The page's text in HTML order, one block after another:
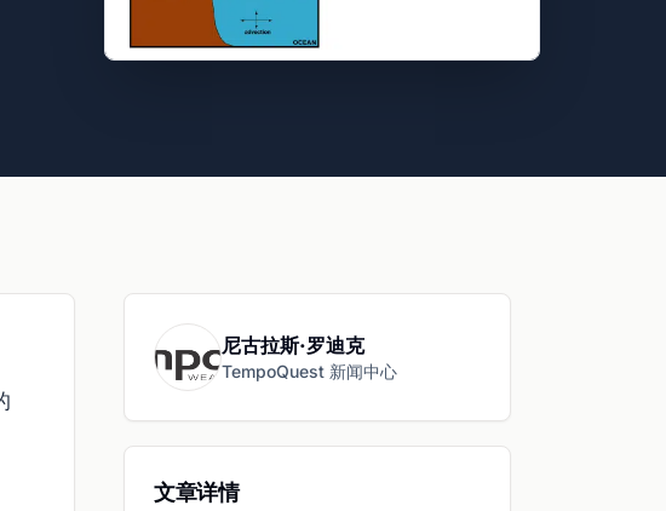
尼古拉斯·罗迪克
TempoQuest 新闻中心
文章详情